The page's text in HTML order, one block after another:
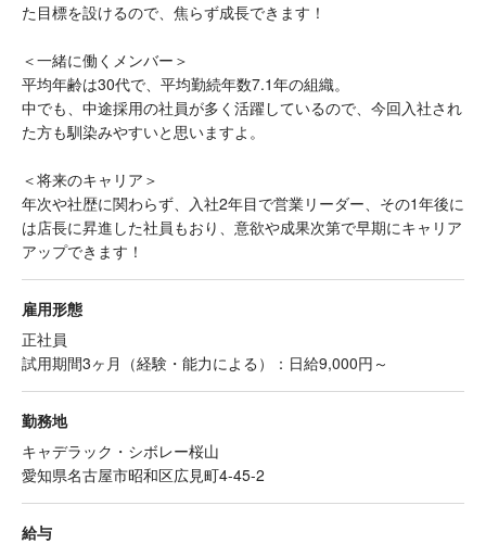
た目標を設けるので、焦らず成長できます！
＜一緒に働くメンバー＞
平均年齢は30代で、平均勤続年数7.1年の組織。
中でも、中途採用の社員が多く活躍しているので、今回入社され
た方も馴染みやすいと思いますよ。
＜将来のキャリア＞
年次や社歴に関わらず、入社2年目で営業リーダー、その1年後に
は店長に昇進した社員もおり、意欲や成果次第で早期にキャリア
アップできます！
雇用形態
正社員
試用期間3ヶ月（経験・能力による）：日給9,000円～
勤務地
キャデラック・シボレー桜山
愛知県名古屋市昭和区広見町4-45-2
給与